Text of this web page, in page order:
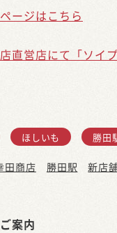
ージはこちら
直営店にて「ソイ
ほしいも 勝田
田商店 勝田駅 新店
案内